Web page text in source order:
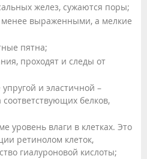
желез, сужаются поры;
выраженными, а мелкие
пятна;
проходят и следы от
и эластичной –
белков,
уровень влаги в клетках. Это
ретинолом клеток,
гиалуроновой кислоты;